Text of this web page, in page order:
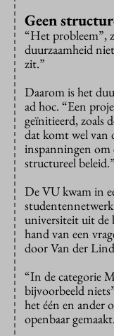
Geen
“Het probleem”,
duurzaamheid
zit.”
Daarom is het
ad hoc. “Een
geïnitieerd, zoals
dat komt wel van
inspanningen om
structureel beleid.”
De VU kwam in
universiteit uit de
hand van een
door Van der
“In de categorie
bijvoorbeeld
het één en ander
openbaar